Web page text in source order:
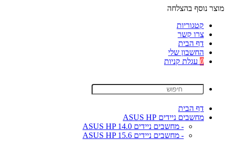
מוצר נוסף בהצלחה
קטגוריות
צרו קשר
דף הבית
החשבון שלי
0 עגלת קניות
דף הבית
מחשבים ניידים ASUS HP
- מחשבים ניידים ASUS HP 14.0
- מחשבים ניידים ASUS HP 15.6